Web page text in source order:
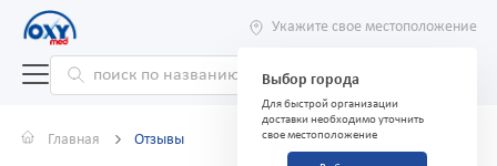
Укажите свое местоположение
Выбор города
Для быстрой организации
доставки необходимо уточнить
свое местоположение
Главная Отзывы